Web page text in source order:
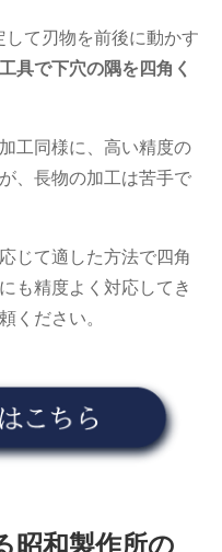
して刃物を前後に動かす
具で下穴の隅を四角く
工同様に、高い精度の
、長物の加工は苦手で
じて適した方法で四角
も精度よく対応してき
ください。
昭和製作所の